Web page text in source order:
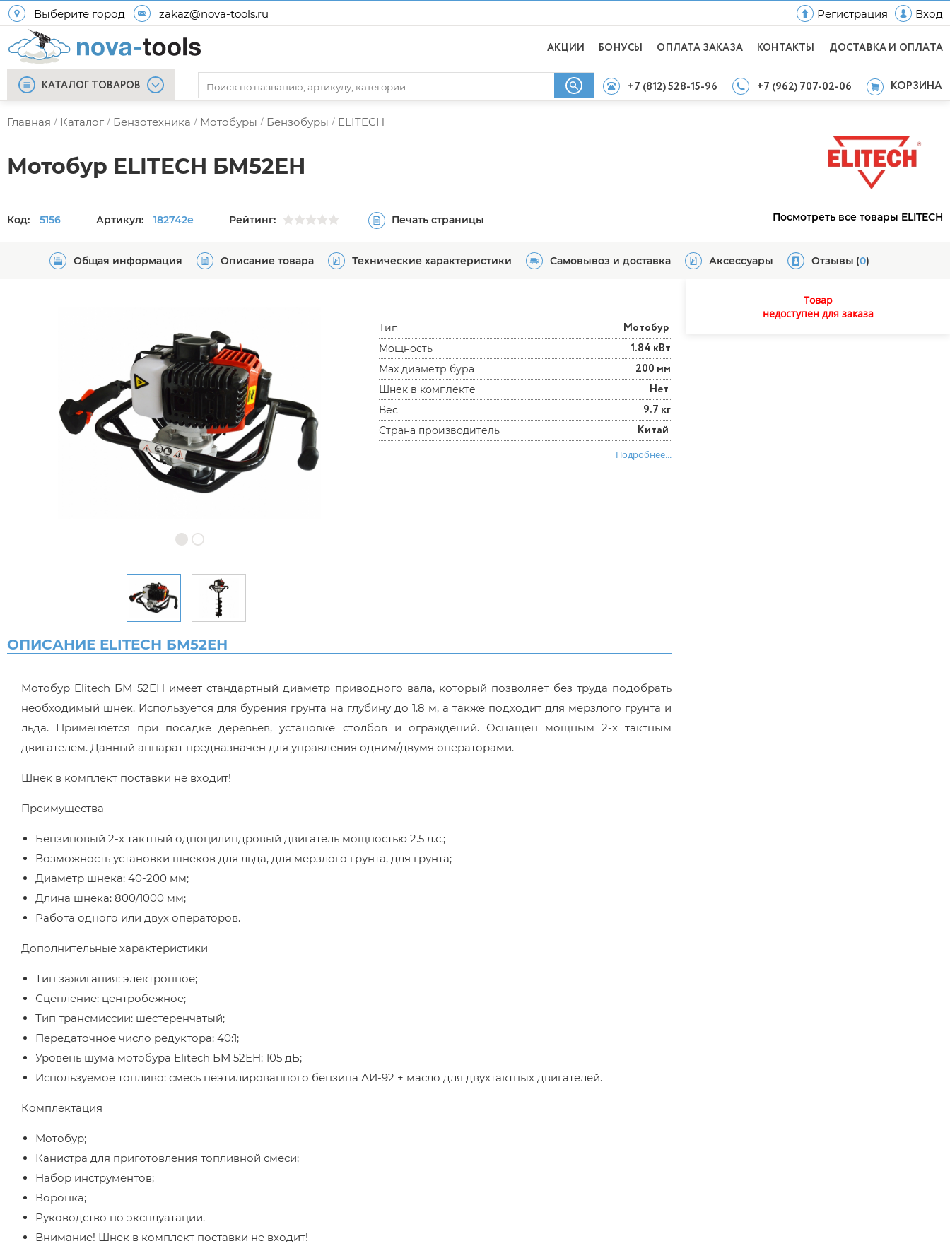
Выберите город zakaz@nova-tools.ru Регистрация Вход
АКЦИИ БОНУСЫ ОПЛАТА ЗАКАЗА КОНТАКТЫ ДОСТАВКА И ОПЛАТА
КАТАЛОГ ТОВАРОВ +7 (812) 528-15-96 +7 (962) 707-02-06 КОРЗИНА
Главная / Каталог / Бензотехника / Мотобуры / Бензобуры / ELITECH
Мотобур ELITECH БМ52ЕН
Код: 5156 Артикул: 182742e Рейтинг: Печать страницы Посмотреть все товары ELITECH
Общая информация Описание товара Технические характеристики Самовывоз и доставка Аксессуары Отзывы (0)
Тип Мотобур
Мощность 1.84 кВт
Мах диаметр бура 200 мм
Шнек в комплекте Нет
Вес 9.7 кг
Страна производитель Китай
Подробнее...
ОПИСАНИЕ ELITECH БМ52ЕН
Мотобур Elitech БМ 52ЕH имеет стандартный диаметр приводного вала, который позволяет без труда подобрать
необходимый шнек. Используется для бурения грунта на глубину до 1.8 м, а также подходит для мерзлого грунта и
льда. Применяется при посадке деревьев, установке столбов и ограждений. Оснащен мощным 2-х тактным
двигателем. Данный аппарат предназначен для управления одним/двумя операторами.
Шнек в комплект поставки не входит!
Преимущества
Бензиновый 2-х тактный одноцилиндровый двигатель мощностью 2.5 л.с.;
Возможность установки шнеков для льда, для мерзлого грунта, для грунта;
Диаметр шнека: 40-200 мм;
Длина шнека: 800/1000 мм;
Работа одного или двух операторов.
Дополнительные характеристики
Тип зажигания: электронное;
Сцепление: центробежное;
Тип трансмиссии: шестеренчатый;
Передаточное число редуктора: 40:1;
Уровень шума мотобура Elitech БМ 52ЕH: 105 дБ;
Используемое топливо: смесь неэтилированного бензина АИ-92 + масло для двухтактных двигателей.
Комплектация
Мотобур;
Канистра для приготовления топливной смеси;
Набор инструментов;
Воронка;
Руководство по эксплуатации.
Внимание! Шнек в комплект поставки не входит!
Товар
недоступен для заказа